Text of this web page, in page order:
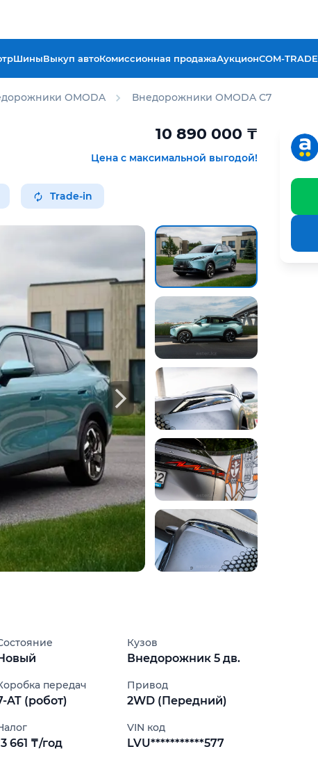
ШиныВыкуп автоКомиссионная продажаАукционCOM-TRADE
OMODA Внедорожники OMODA C7
10 890 000 ₸
Цена с максимальной выгодой!
Trade-in
Кузов
Внедорожник 5 дв.
передач
AT (робот)
Привод
2WD (Передний)
661 ₸/год
VIN код
LVU***********577